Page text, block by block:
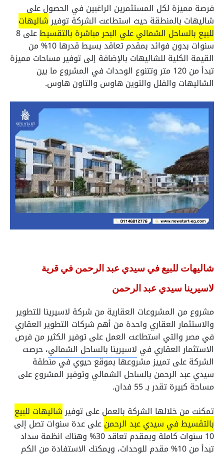
فرصة مميزة لكل المستثمرين الراغبين في الحصول على
شاليهات بالمنطقة حيث استطاعت الشركة توفيرشاليهات
للبيع بالساحل الشمالي علي البحر مباشرة بالتقسيط
على 8
سنوات بدون فوائد بمقدم تعاقد بسيط قدرها 10% من
القيمة الكلية للشاليهات بالإضافة إلى توفير مساحات مميزة
تبدأ من 120 متر وتتنوع الوحدات في المشروع ما بين
الشاليهات والفلل والتوين هاوس والتاون هاوس.
شاليهات للبيع في سيدي عبد الرحمن في قرية
لاسيرينا سيدي عبد الرحمن
مشروع من المشروعات العقارية من شركة لاسيرينا للتطوير
والاستثمار العقاري واحدة من أهم شركات التطوير العقاري
في مصر والتي استطاعت العمل على توفير الكثير من فرص
الاستثمار العقاري في لاسيرينا بالساحل الشمالي، حرصت
الشركة على تمييز مشروعها بموقع حيوي في منطقة
سيدي عبد الرحمن بالساحل الشمالي وتوفير المشروع على
مساحة كبيرة تقدر بـ 55 فدان.
تمكنت من خلالها الشركة بالعمل على توفيرشاليهات للبيع
بالتقسيط في سيدي عبد الرحمنعلى عدة سنوات تصل إلى
10 سنوات كاملة وبمقدم تعاقد 30% وهناك انظمة سداد
تبدأ من 10% مقدم للوحدات، ويمكنك الاستفادة من الكم